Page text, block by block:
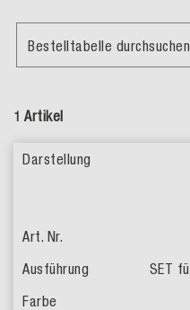
1 Artikel
Bestelltabelle durchsuchen
SET